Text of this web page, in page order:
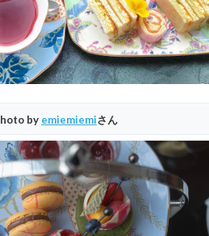
by emiemiemiさん